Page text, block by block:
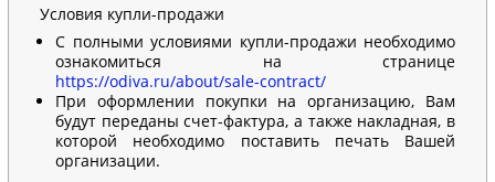
Условия купли-продажи
С полными условиями купли-продажи необходимо
ознакомиться на странице
https://odiva.ru/about/sale-contract/
При оформлении покупки на организацию, Вам
будут переданы счет-фактура, а также накладная, в
которой необходимо поставить печать Вашей
организации.